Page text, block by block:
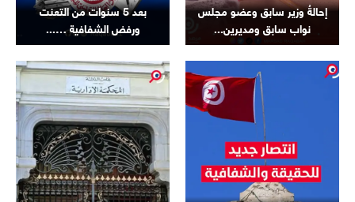
إحالةُ وزير سابق وعضو مجلس
نواب سابق ومديرين...
بعد 5 سنوات من التعنت
ورفض الشفافية …...